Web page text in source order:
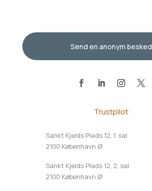
Send en anonym besked
Trustpilot
Sankt Kjelds Plads 12, 1. sal
2100 København Ø
Sankt Kjelds Plads 12, 2. sal
2100 København Ø